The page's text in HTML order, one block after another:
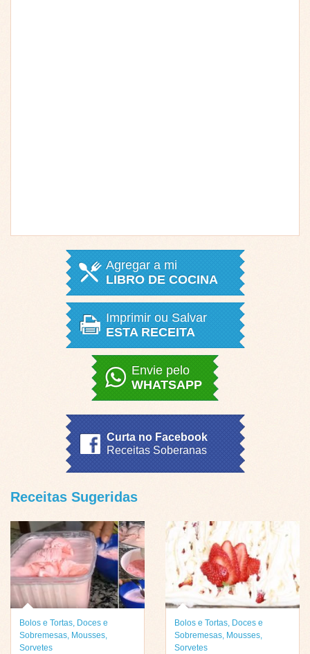
Agregar a mi
LIBRO DE COCINA
Imprimir ou Salvar
ESTA RECEITA
Envie pelo
WHATSAPP
Curta no Facebook
Receitas Soberanas
Receitas Sugeridas
Bolos e Tortas, Doces e
Sobremesas, Mousses,
Sorvetes
Bolos e Tortas, Doces e
Sobremesas, Mousses,
Sorvetes